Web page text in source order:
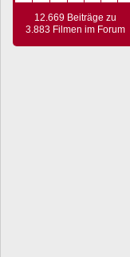
12.669 Beiträge zu
3.883 Filmen im Forum